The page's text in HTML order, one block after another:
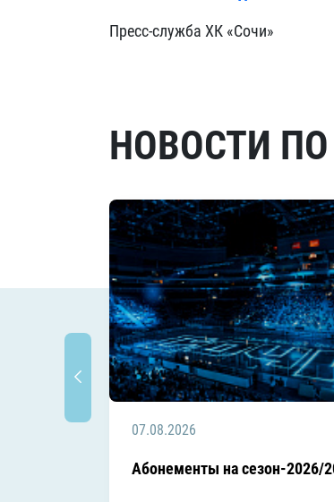
Пресс-служба ХК «Сочи»
НОВОСТИ
07.08.2026
Абонементы на сезон-2026/